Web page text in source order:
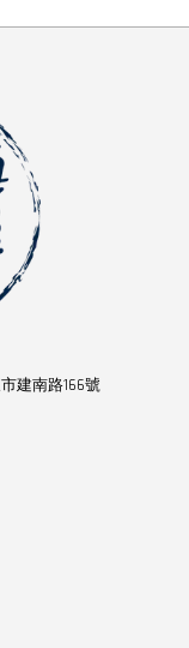
建南路166號